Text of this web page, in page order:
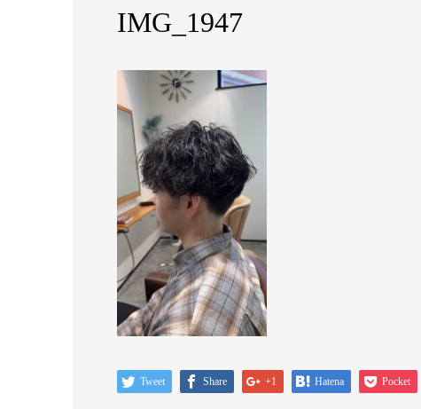
IMG_1947
Tweet Share +1 Hatena Pocket